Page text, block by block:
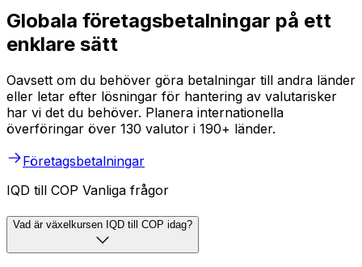
Globala företagsbetalningar på ett
enklare sätt
Oavsett om du behöver göra betalningar till andra länder
eller letar efter lösningar för hantering av valutarisker
har vi det du behöver. Planera internationella
överföringar över 130 valutor i 190+ länder.
Företagsbetalningar
IQD till COP Vanliga frågor
Vad är växelkursen IQD till COP idag?